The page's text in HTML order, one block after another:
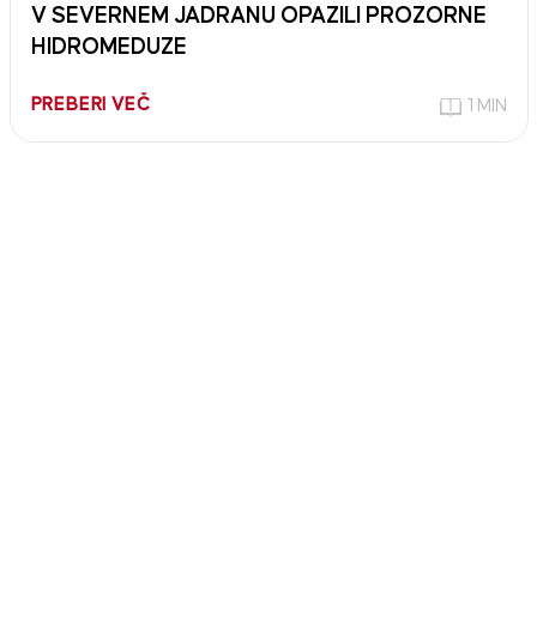
V SEVERNEM JADRANU OPAZILI PROZORNE
HIDROMEDUZE
PREBERI VEČ 1 MIN